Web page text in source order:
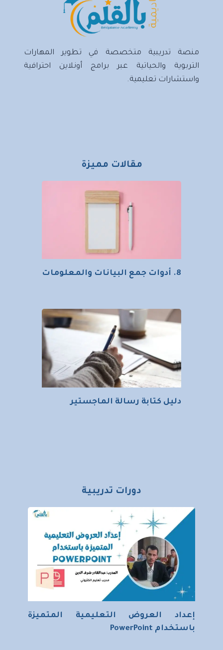
منصة تدريبية متخصصة في تطوير المهارات
التربوية والحياتية عبر برامج أونلاين احترافية
واستشارات تعليمية.
مقالات مميزة
8. أدوات جمع البيانات والمعلومات
دليل كتابة رسالة الماجستير
دورات تدريبية
إعداد العروض التعليمية المتميزة
باستخدام PowerPoint